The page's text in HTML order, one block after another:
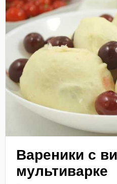
Вареники с
мультиварке